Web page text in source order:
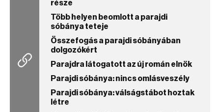
része
Több helyen beomlott a parajdi
sóbánya teteje
Összefogás a parajdi sóbányában
dolgozókért
Parajdra látogatott az új román elnök
Parajdi sóbánya: nincs omlásveszély
Parajdi sóbánya: válságstábot hoztak
létre